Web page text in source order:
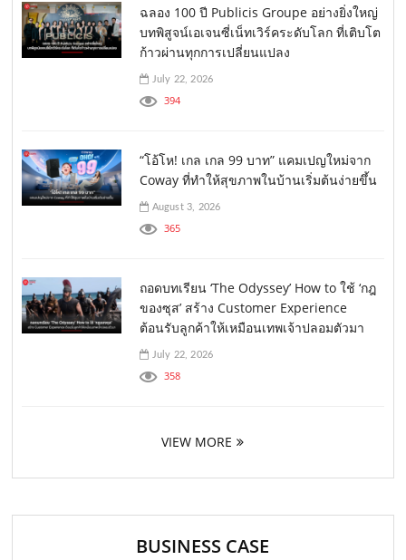
ฉลอง 100 ปี Publicis Groupe อย่างยิ่งใหญ่
บทพิสูจน์เอเจนซี่เน็ทเวิร์คระดับโลก ที่เติบโต
ก้าวผ่านทุกการเปลี่ยนแปลง
July 22, 2026
394
“โอ้โห! เกล เกล 99 บาท” แคมเปญใหม่จาก
Coway ที่ทำให้สุขภาพในบ้านเริ่มต้นง่ายขึ้น
August 3, 2026
365
ถอดบทเรียน ‘The Odyssey’ How to ใช้ ‘กฎ
ของซุส’ สร้าง Customer Experience
ต้อนรับลูกค้าให้เหมือนเทพเจ้าปลอมตัวมา
July 22, 2026
358
VIEW MORE
BUSINESS CASE